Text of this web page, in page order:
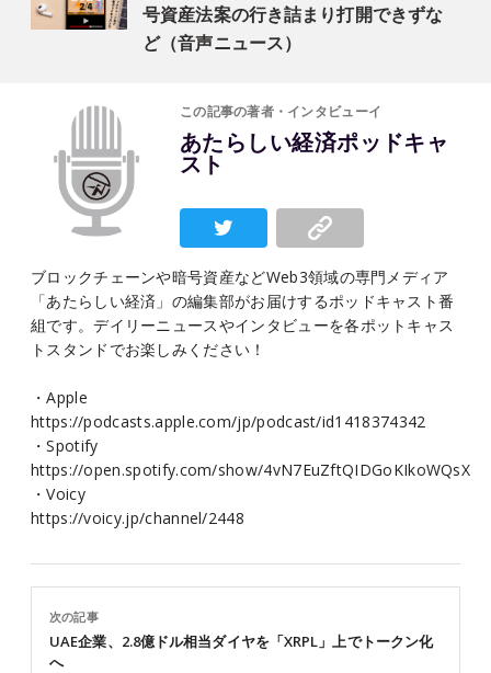
号資産法案の行き詰まり打開できずな
ど（音声ニュース）
この記事の著者・インタビューイ
あたらしい経済ポッドキャ
スト
ブロックチェーンや暗号資産などWeb3領域の専門メディア
「あたらしい経済」の編集部がお届けするポッドキャスト番
組です。デイリーニュースやインタビューを各ポットキャス
トスタンドでお楽しみください！
・Apple
https://podcasts.apple.com/jp/podcast/id1418374342
・Spotify
https://open.spotify.com/show/4vN7EuZftQIDGoKIkoWQsX
・Voicy
https://voicy.jp/channel/2448
次の記事
UAE企業、2.8億ドル相当ダイヤを「XRPL」上でトークン化
へ